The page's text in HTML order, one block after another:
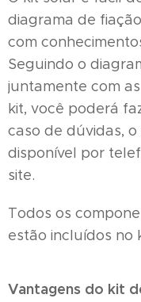
diagrama de
com
Seguindo o
juntamente com
kit, você poderá
caso de dúvidas,
disponível por
site.
Todos os
estão incluídos no
Vantagens do kit